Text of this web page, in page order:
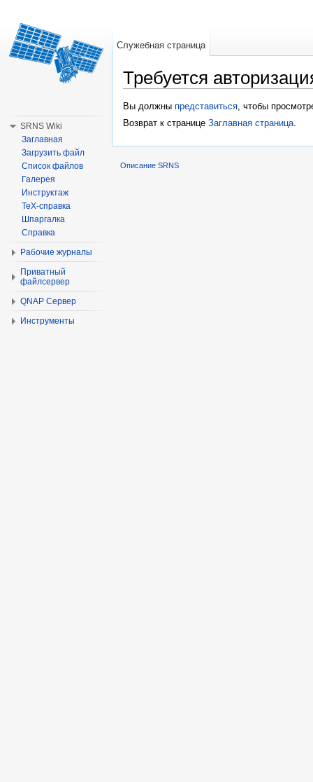
Требуется
Вы должны представиться, чтобы
Возврат к странице Заглавная страница.
Служебная страница
SRNS Wiki
Заглавная
Загрузить файл
Список файлов
Галерея
Инструктаж
TeX-справка
Шпаргалка
Справка
Рабочие журналы
Приватный
файлсервер
QNAP Сервер
Инструменты
Описание SRNS